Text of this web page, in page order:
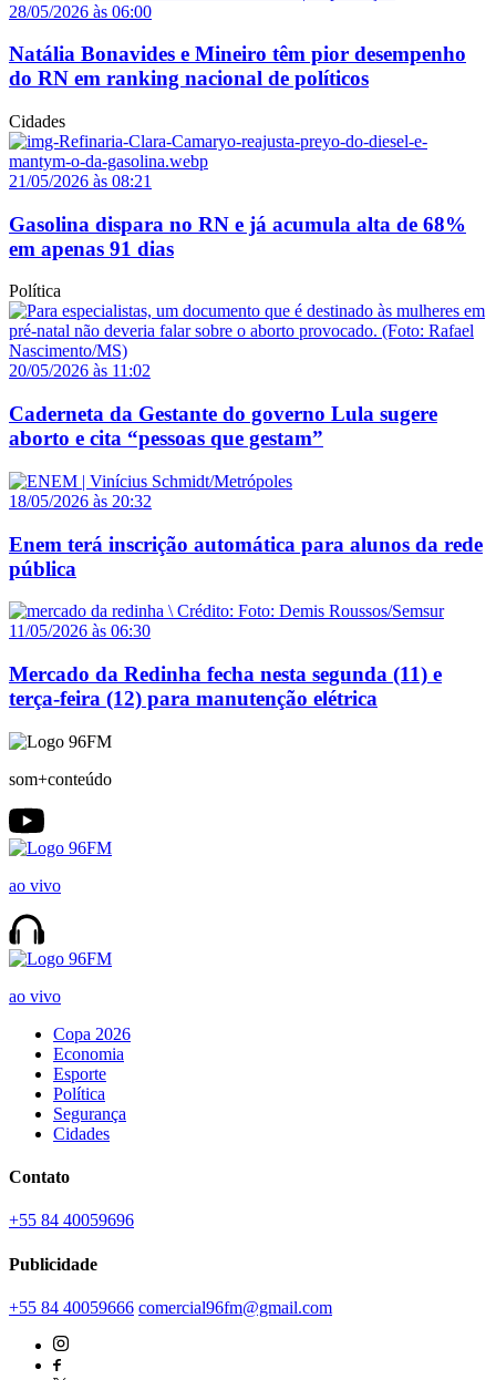
28/05/2026 às 06:00
Natália Bonavides e Mineiro têm pior desempenho
do RN em ranking nacional de políticos
Cidades
21/05/2026 às 08:21
Gasolina dispara no RN e já acumula alta de 68%
em apenas 91 dias
Política
20/05/2026 às 11:02
Caderneta da Gestante do governo Lula sugere
aborto e cita “pessoas que gestam”
18/05/2026 às 20:32
Enem terá inscrição automática para alunos da rede
pública
11/05/2026 às 06:30
Mercado da Redinha fecha nesta segunda (11) e
terça-feira (12) para manutenção elétrica
som+conteúdo
ao vivo
ao vivo
Copa 2026
Economia
Esporte
Política
Segurança
Cidades
Contato
+55 84 40059696
Publicidade
+55 84 40059666 comercial96fm@gmail.com